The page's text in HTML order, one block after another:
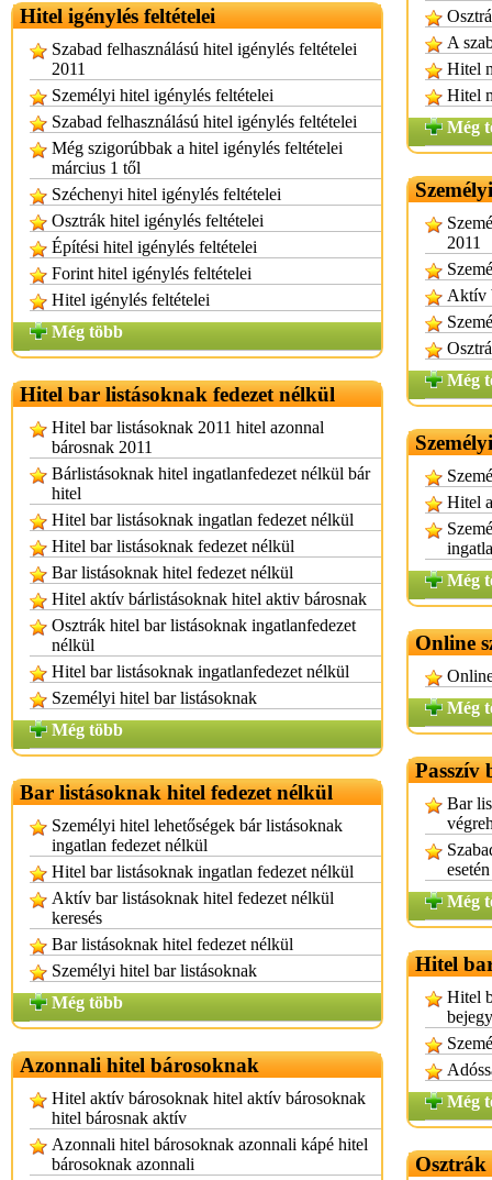
Hitel igénylés feltételei
Szabad felhasználású hitel igénylés feltételei
2011
Személyi hitel igénylés feltételei
Szabad felhasználású hitel igénylés feltételei
Még szigorúbbak a hitel igénylés feltételei
március 1 től
Széchenyi hitel igénylés feltételei
Osztrák hitel igénylés feltételei
Építési hitel igénylés feltételei
Forint hitel igénylés feltételei
Hitel igénylés feltételei
Még több
Hitel bar listásoknak fedezet nélkül
Hitel bar listásoknak 2011 hitel azonnal
bárosnak 2011
Bárlistásoknak hitel ingatlanfedezet nélkül bár
hitel
Hitel bar listásoknak ingatlan fedezet nélkül
Hitel bar listásoknak fedezet nélkül
Bar listásoknak hitel fedezet nélkül
Hitel aktív bárlistásoknak hitel aktiv bárosnak
Osztrák hitel bar listásoknak ingatlanfedezet
nélkül
Hitel bar listásoknak ingatlanfedezet nélkül
Személyi hitel bar listásoknak
Még több
Bar listásoknak hitel fedezet nélkül
Személyi hitel lehetőségek bár listásoknak
ingatlan fedezet nélkül
Hitel bar listásoknak ingatlan fedezet nélkül
Aktív bar listásoknak hitel fedezet nélkül
keresés
Bar listásoknak hitel fedezet nélkül
Személyi hitel bar listásoknak
Még több
Azonnali hitel bárosoknak
Hitel aktív bárosoknak hitel aktív bárosoknak
hitel bárosnak aktív
Azonnali hitel bárosoknak azonnali kápé hitel
bárosoknak azonnali
A
Hitel
Hitel
Még
2011
Aktív
Még
Hitel
Még
Online
Még
Passzív
Bar
esetén
Még
Hitel
Hitel
Még